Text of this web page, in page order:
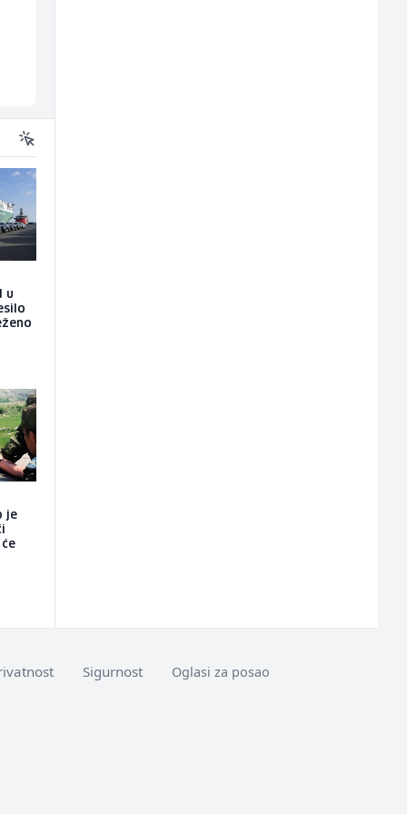
u
je
Sigurnost Oglasi za posao